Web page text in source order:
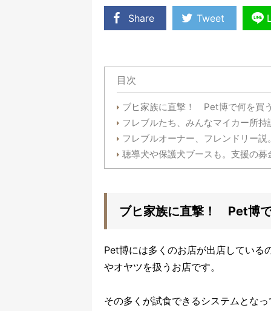
Share Tweet
目次
ブヒ家族に直撃！ Pet博で何を買
フレブルたち、みんなマイカー所持
フレブルオーナー、フレンドリー説
聴導犬や保護犬ブースも。支援の募
ブヒ家族に直撃！ Pet博
Pet博には多くのお店が出店している
やオヤツを扱うお店です。
その多くが試食できるシステムとな